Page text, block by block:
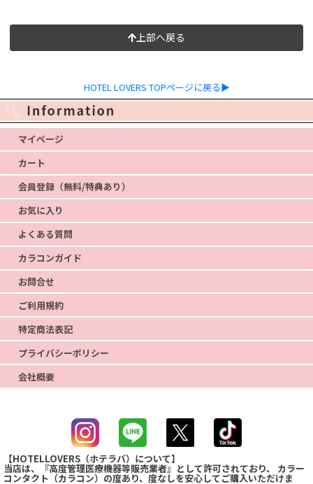
上部へ戻る
HOTEL LOVERS TOPページに戻る▶
マイページ
カート
会員登録（無料/特典あり）
お気に入り
よくある質問
カラコンガイド
お問合せ
ご利用規約
特定商法表記
プライバシーポリシー
会社概要
【HOTELLOVERS（ホテラバ）について】
当店は、『高度管理医療機器等販売業者』として許可されており、 カラー
コンタクト（カラコン）の度あり、度なしを安心してご購入いただけま